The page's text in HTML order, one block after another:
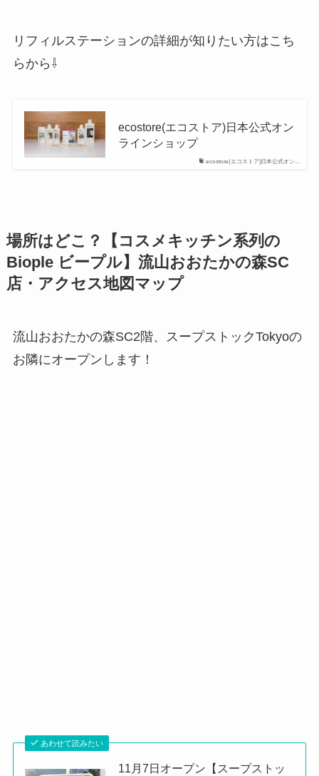
リフィルステーションの詳細が知りたい方はこち
らから⇩
ecostore(エコストア)日本公式オン…
ecostore(エコストア)日本公式オン
ラインショップ
場所はどこ？【コスメキッチン系列の
Biople ビープル】流山おおたかの森SC
店・アクセス地図マップ
流山おおたかの森SC2階、スープストックTokyoの
お隣にオープンします！
あわせて読みたい
11月7日オープン【スープストッ